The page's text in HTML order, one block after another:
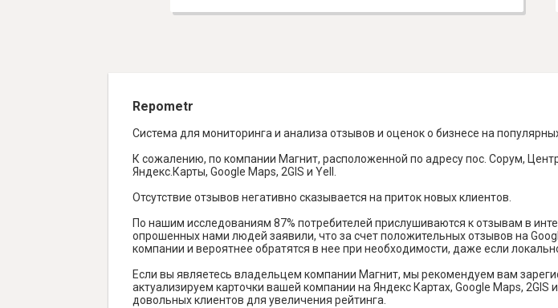
Repometr
Система для мониторинга и анализа отзывов и оценок о бизнесе на
К сожалению, по компании Магнит, расположенной по адресу пос. Сорум,
Яндекс.Карты, Google Maps, 2GIS и Yell.
Отсутствие отзывов негативно сказывается на приток новых клиентов.
По нашим исследованиям 87% потребителей прислушиваются к отзывам в
опрошенных нами людей заявили, что за счет положительных отзывов на
компании и вероятнее обратятся в нее при необходимости, даже если
Если вы являетесь владельцем компании Магнит, мы рекомендуем вам
актуализируем карточки вашей компании на Яндекс Картах, Google Maps,
довольных клиентов для увеличения рейтинга.